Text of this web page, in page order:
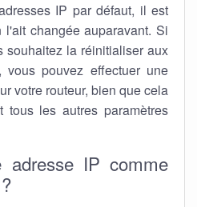
IP par défaut, il est
changée auparavant. Si
souhaitez la réinitialiser aux
vous pouvez effectuer une
votre routeur, bien que cela
tous les autres paramètres
adresse IP comme